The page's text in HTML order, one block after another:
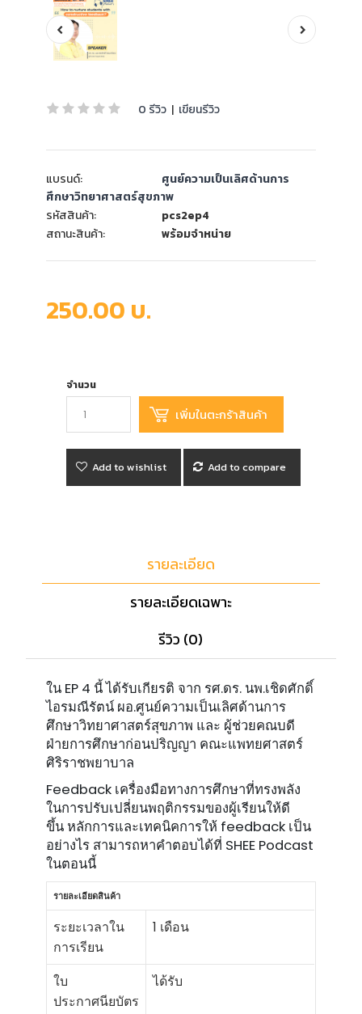
0 รีวิว | เขียนรีวิว
แบรนด์:
ศูนย์ความเป็นเลิศด้านการ
ศึกษาวิทยาศาสตร์สุขภาพ
รหัสสินค้า:
pcs2ep4
สถานะสินค้า:
พร้อมจำหน่าย
250.00 บ.
จำนวน
Add to wishlist Add to compare
รายละเอียด
รายละเอียดเฉพาะ
รีวิว (0)
ใน EP 4 นี้ ได้รับเกียรติ จาก รศ.ดร. นพ.เชิดศักดิ์
ไอรมณีรัตน์ ผอ.ศูนย์ความเป็นเลิศด้านการ
ศึกษาวิทยาศาสตร์สุขภาพ และ ผู้ช่วยคณบดี
ฝ่ายการศึกษาก่อนปริญญา คณะแพทยศาสตร์
ศิริราชพยาบาล
Feedback เครื่องมือทางการศึกษาที่ทรงพลัง
ในการปรับเปลี่ยนพฤติกรรมของผู้เรียนให้ดี
ขึ้น หลักการและเทคนิคการให้ feedback เป็น
อย่างไร สามารถหาคำตอบได้ที่ SHEE Podcast
ในตอนนี้
รายละเอียดสินค้า
ระยะเวลาใน
การเรียน
1 เดือน
ใบ
ประกาศนียบัตร
ได้รับ